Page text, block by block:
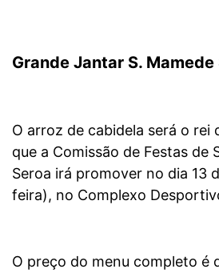
Grande Jantar S.
O arroz de cabidela será o rei
que a Comissão de Festas de
Seroa irá promover no dia 13
feira), no Complexo
O preço do menu completo é